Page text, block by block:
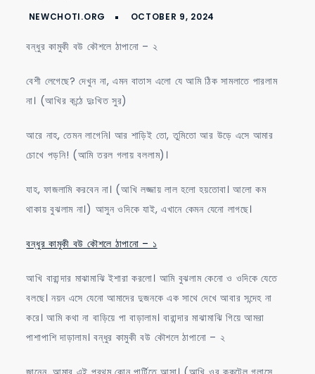
বন্ধুর কামুকী বউ কৌশলে ঠাপানো – ২
বেশী লেগেছে? দেখুন না, এমন বাতাস এলো যে আমি ঠিক সামলাতে পারলাম
না। (আখির কন্ঠে দুঃখিত সুর)
আরে নাহ, তেমন লাগেনি। আর শাড়িই তো, তুমিতো আর উড়ে এসে আমার
চোখে পড়নি! (আমি তরল গলায় বললাম)।
যাহ, ফাজলামি করবেন না। (আখি লজ্জায় লাল হলো হয়তোবা। আলো কম
থাকায় বুঝলাম না।) আসুন ওদিকে যাই, এখানে কেমন যেনো লাগছে।
বন্ধুর কামুকী বউ কৌশলে ঠাপানো – ১
আখি বারান্দার মাঝামাঝি ইশারা করলো। আমি বুঝলাম কেনো ও ওদিকে যেতে
বলছে। নয়ন এসে যেনো আমাদের দুজনকে এক সাথে দেখে আবার সন্দেহ না
করে। আমি কথা না বাড়িয়ে পা বাড়ালাম। বারান্দার মাঝামাঝি গিয়ে আমরা
পাশাপাশি দাড়ালাম। বন্ধুর কামুকী বউ কৌশলে ঠাপানো – ২